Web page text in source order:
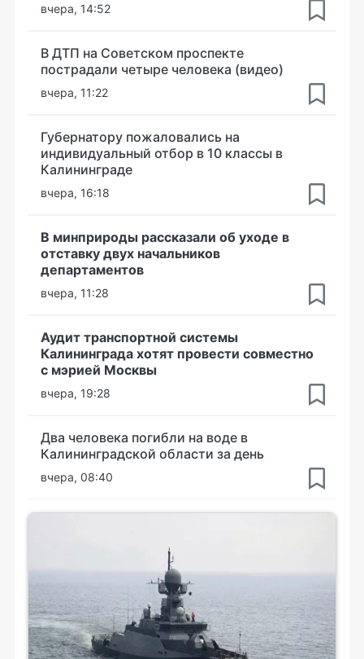
вчера, 14:52
В ДТП на Советском проспекте
пострадали четыре человека (видео)
вчера, 11:22
Губернатору пожаловались на
индивидуальный отбор в 10 классы в
Калининграде
вчера, 16:18
В минприроды рассказали об уходе в
отставку двух начальников
департаментов
вчера, 11:28
Аудит транспортной системы
Калининграда хотят провести совместно
с мэрией Москвы
вчера, 19:28
Два человека погибли на воде в
Калининградской области за день
вчера, 08:40